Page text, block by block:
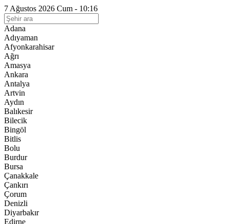
7 Ağustos 2026 Cum - 10:16
Adana
Adıyaman
Afyonkarahisar
Ağrı
Amasya
Ankara
Antalya
Artvin
Aydın
Balıkesir
Bilecik
Bingöl
Bitlis
Bolu
Burdur
Bursa
Çanakkale
Çankırı
Çorum
Denizli
Diyarbakır
Edirne